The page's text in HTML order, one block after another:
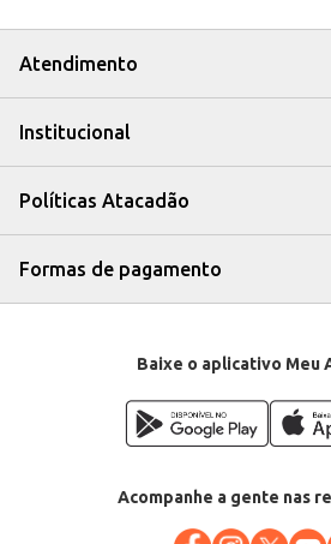
Atendimento
Institucional
Políticas Atacadão
Formas de pagamento
Baixe o aplicativo Meu
Acompanhe a gente nas